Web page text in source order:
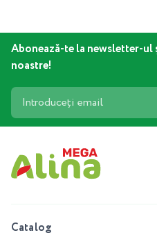
Abonează-te la newsletter-
noastre!
Catalog